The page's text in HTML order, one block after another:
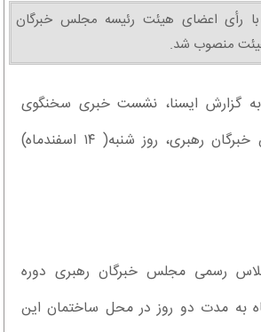
با رأی اعضای هیئت رئیسه مجلس خبرگان
منصوب شد.
به گزارش ایسنا، نشست خبری سخنگوی
هیئت رئیسه مجلس خبرگان رهبری، روز شنبه( ۱۴ اسفندماه)
رسمی مجلس خبرگان رهبری دوره
۱۷ اسفندماه به مدت دو روز در محل ساختمان این